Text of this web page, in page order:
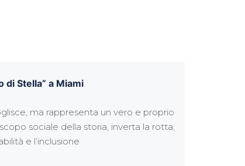
di Stella” a Miami
ma rappresenta un vero e proprio
sociale della storia, inverta la rotta,
e l’inclusione